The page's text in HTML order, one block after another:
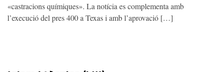
«castracions químiques». La notícia es complementa amb
l’execució del pres 400 a Texas i amb l’aprovació […]